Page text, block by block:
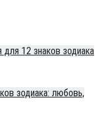
для 12 знаков зодиака
зодиака: любовь,